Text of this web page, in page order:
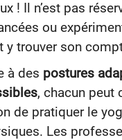
! Il n’est pas
ou
y trouver son
à des postures
, chacun peut
de pratiquer le
Les